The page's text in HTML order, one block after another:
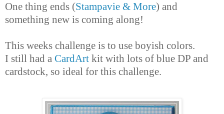
One thing ends (Stampavie & More) and
something new is coming along!
This weeks challenge is to use boyish colors.
I still had a CardArt kit with lots of blue DP and
cardstock, so ideal for this challenge.